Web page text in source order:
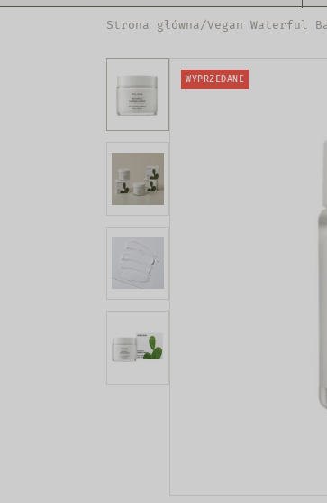
Strona główna/Vegan Waterful
WYPRZEDANE